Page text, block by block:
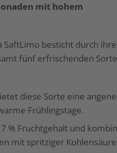
mit hohem
SaftLimo besticht durch
fünf erfrischenden
diese Sorte eine
Frühlingstage.
% Fruchtgehalt und
mit spritziger